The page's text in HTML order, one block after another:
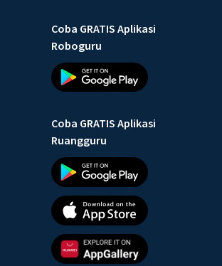
Coba GRATIS Aplikasi
Roboguru
Coba GRATIS Aplikasi
Ruangguru